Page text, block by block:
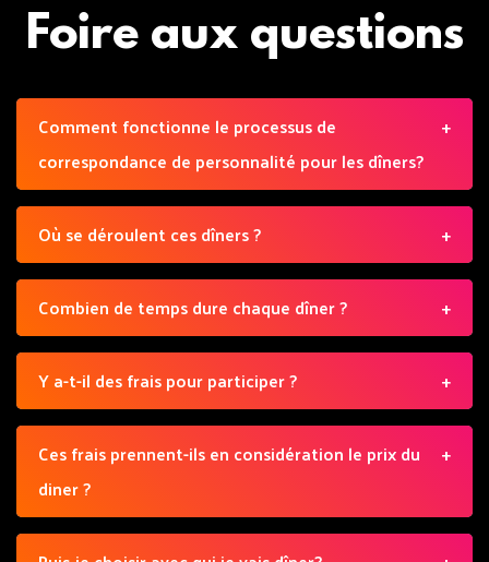
Foire aux questions
Comment fonctionne le processus de
correspondance de personnalité pour les dîners?
Où se déroulent ces dîners ?
Combien de temps dure chaque dîner ?
Y a-t-il des frais pour participer ?
Ces frais prennent-ils en considération le prix du
diner ?